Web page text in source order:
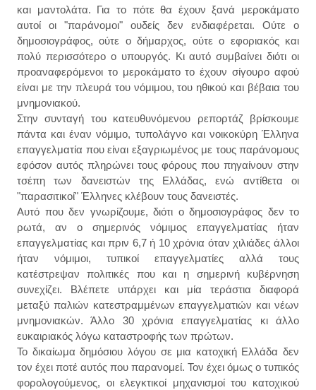
και μαντολάτα. Για το πότε θα έχουν ξανά μεροκάματο
αυτοί οι "παράνομοι" ουδείς δεν ενδιαφέρεται. Ούτε ο
δημοσιογράφος, ούτε ο δήμαρχος, ούτε ο εφοριακός και
πολύ περισσότερο ο υπουργός. Κι αυτό συμβαίνει διότι οι
προαναφερόμενοι το μεροκάματο το έχουν σίγουρο αφού
είναι με την πλευρά του νόμιμου, του ηθικού και βέβαια του
μνημονιακού.
Στην συνταγή του κατευθυνόμενου ρεπορτάζ βρίσκουμε
πάντα και έναν νόμιμο, τυπολάγνο και νοικοκύρη Έλληνα
επαγγελματία που είναι εξαγριωμένος με τους παράνομους
εφόσον αυτός πληρώνει τους φόρους που πηγαίνουν στην
τσέπη των δανειστών της Ελλάδας, ενώ αντίθετα οι
"παρασιτικοί" Έλληνες κλέβουν τους δανειστές.
Αυτό που δεν γνωρίζουμε, διότι ο δημοσιογράφος δεν το
ρωτά, αν ο σημερινός νόμιμος επαγγελματίας ήταν
επαγγελματίας και πριν 6,7 ή 10 χρόνια όταν χιλιάδες άλλοι
ήταν νόμιμοι, τυπικοί επαγγελματίες αλλά τους
κατέστρεψαν πολιτικές που και η σημερινή κυβέρνηση
συνεχίζει. Βλέπετε υπάρχει και μία τεράστια διαφορά
μεταξύ παλιών κατεστραμμένων επαγγελματιών και νέων
μνημονιακών. Άλλο 30 χρόνια επαγγελματίας κι άλλο
ευκαιριακός λόγω καταστροφής των πρώτων.
Το δικαίωμα δημόσιου λόγου σε μια κατοχική Ελλάδα δεν
τον έχει ποτέ αυτός που παρανομεί. Τον έχει όμως ο τυπικός
φορολογούμενος, οι ελεγκτικοί μηχανισμοί του κατοχικού